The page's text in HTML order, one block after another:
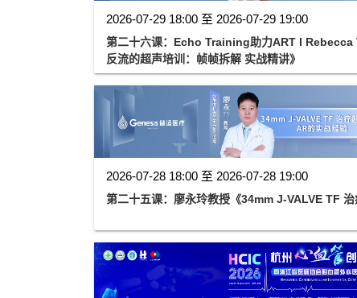
2026-07-29 18:00 至 2026-07-29 19:00
第二十六课：Echo Training助力ART I Rebecca
反流的超声培训：帧帧拆解 实战精讲》
2026-07-28 18:00 至 2026-07-28 19:00
第二十五课：廖永玲教授《34mm J-VALVE TF 治